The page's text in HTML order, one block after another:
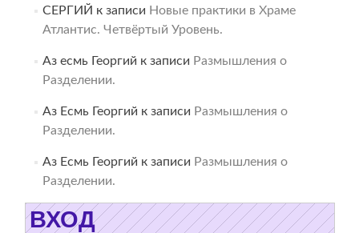
СЕРГИЙ к записи Новые практики в Храме
Атлантис. Четвёртый Уровень.
Аз есмь Георгий к записи Размышления о
Разделении.
Аз Есмь Георгий к записи Размышления о
Разделении.
Аз Есмь Георгий к записи Размышления о
Разделении.
ВХОД